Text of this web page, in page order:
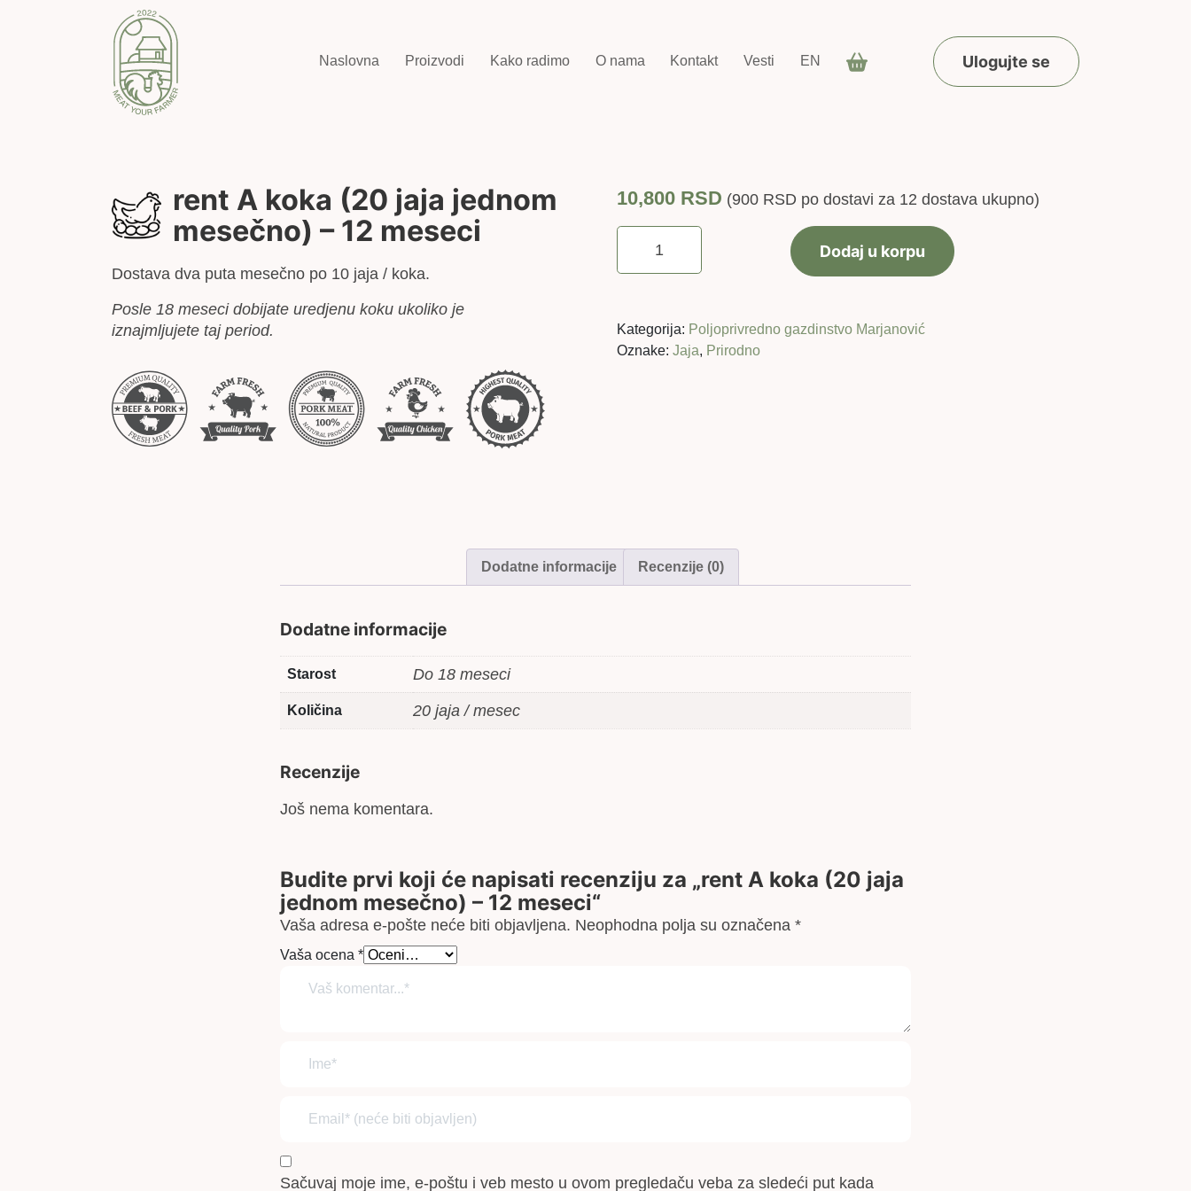
Naslovna Proizvodi Kako radimo O nama Kontakt Vesti EN Ulogujte se
rent A koka (20 jaja jednom
mesečno) – 12 meseci
Dostava dva puta mesečno po 10 jaja / koka.
Posle 18 meseci dobijate uredjenu koku ukoliko je
iznajmljujete taj period.
10,800 RSD (900 RSD po dostavi za 12 dostava ukupno)
rent
koka
jaja
jednom
Dodaj u korpu
Kategorija: Poljoprivredno gazdinstvo Marjanović
Oznake: Jaja, Prirodno
Dodatne informacije Recenzije (0)
Dodatne informacije
Starost Do 18 meseci
Količina 20 jaja / mesec
Recenzije
Još nema komentara.
Budite prvi koji će napisati recenziju za „rent A koka (20 jaja
jednom mesečno) – 12 meseci“
Vaša adresa e-pošte neće biti objavljena. Neophodna polja su označena *
Vaša ocena *
Sačuvaj moje ime, e-poštu i veb mesto u ovom pregledaču veba za sledeći put kada